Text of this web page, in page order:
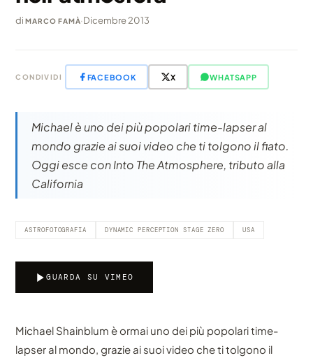
diMARCO FAMÀ·Dicembre 2013
CONDIVIDI FACEBOOK X WHATSAPP
Michael è uno dei più popolari time-lapser al
mondo grazie ai suoi video che ti tolgono il fiato.
Oggi esce con Into The Atmosphere, tributo alla
California
ASTROFOTOGRAFIA DYNAMIC PERCEPTION STAGE ZERO USA
GUARDA SU VIMEO
Michael Shainblum è ormai uno dei più popolari time-
lapser al mondo, grazie ai suoi video che ti tolgono il